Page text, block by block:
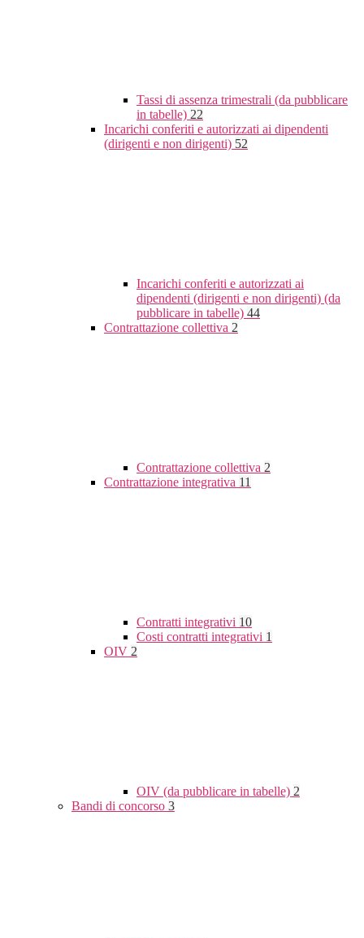
Tassi di assenza trimestrali (da pubblicare
in tabelle) 22
Incarichi conferiti e autorizzati ai dipendenti
(dirigenti e non dirigenti) 52
Incarichi conferiti e autorizzati ai
dipendenti (dirigenti e non dirigenti) (da
pubblicare in tabelle) 44
Contrattazione collettiva 2
Contrattazione collettiva 2
Contrattazione integrativa 11
Contratti integrativi 10
Costi contratti integrativi 1
OIV 2
OIV (da pubblicare in tabelle) 2
Bandi di concorso 3